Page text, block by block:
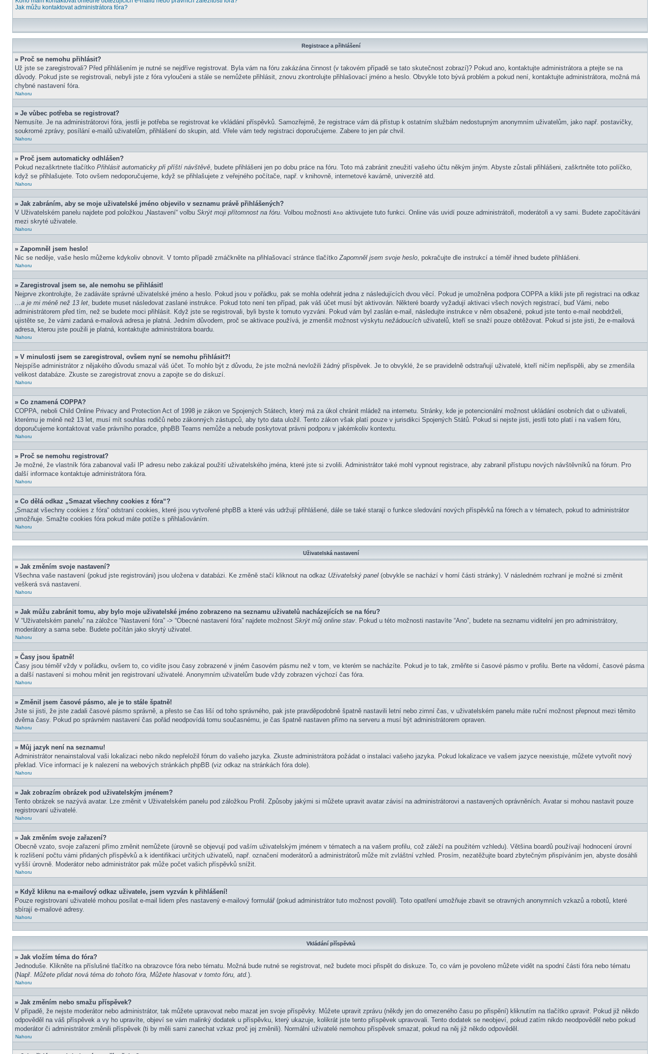
Jak můžu kontaktovat administrátora fóra?
Registrace a přihlášení
» Proč se nemohu přihlásit?
Už jste se zaregistrovali? Před přihlášením je nutné se nejdříve registrovat. Byla vám na fóru zakázána činnost (v takovém případě se tato skutečnost zobrazí)? Pokud ano, kontaktujte administrátora a ptejte se na
důvody. Pokud jste se registrovali, nebyli jste z fóra vyloučeni a stále se nemůžete přihlásit, znovu zkontrolujte přihlašovací jméno a heslo. Obvykle toto bývá problém a pokud není, kontaktujte administrátora, možná má
chybné nastavení fóra.
Nahoru
» Je vůbec potřeba se registrovat?
Nemusíte. Je na administrátorovi fóra, jestli je potřeba se registrovat ke vkládání příspěvků. Samozřejmě, že registrace vám dá přístup k ostatním službám nedostupným anonymním uživatelům, jako např. postavičky,
soukromé zprávy, posílání e-mailů uživatelům, přihlášení do skupin, atd. Vřele vám tedy registraci doporučujeme. Zabere to jen pár chvil.
Nahoru
» Proč jsem automaticky odhlášen?
Pokud nezaškrtnete tlačítko Přihlásit automaticky při příští návštěvě, budete přihlášeni jen po dobu práce na fóru. Toto má zabránit zneužití vašeho účtu někým jiným. Abyste zůstali přihlášeni, zaškrtněte toto políčko,
když se přihlašujete. Toto ovšem nedoporučujeme, když se přihlašujete z veřejného počítače, např. v knihovně, internetové kavárně, univerzitě atd.
Nahoru
» Jak zabráním, aby se moje uživatelské jméno objevilo v seznamu právě přihlášených?
V Uživatelském panelu najdete pod položkou „Nastavení“ volbu Skrýt moji přítomnost na fóru. Volbou možnosti Ano aktivujete tuto funkci. Online vás uvidí pouze administrátoři, moderátoři a vy sami. Budete započítáváni
mezi skryté uživatele.
Nahoru
» Zapomněl jsem heslo!
Nic se neděje, vaše heslo můžeme kdykoliv obnovit. V tomto případě zmáčkněte na přihlašovací stránce tlačítkoZapomněl jsem svoje heslo, pokračujte dle instrukcí a téměř ihned budete přihlášeni.
Nahoru
» Zaregistroval jsem se, ale nemohu se přihlásit!
Nejprve zkontrolujte, že zadáváte správné uživatelské jméno a heslo. Pokud jsou v pořádku, pak se mohla odehrát jedna z následujících dvou věcí. Pokud je umožněna podpora COPPA a klikli jste při registraci na odkaz
…a je mi méně než 13 let, budete muset následovat zaslané instrukce. Pokud toto není ten případ, pak váš účet musí být aktivován. Některé boardy vyžadují aktivaci všech nových registrací, buď Vámi, nebo
administrátorem před tím, než se budete moci přihlásit. Když jste se registrovali, byli byste k tomuto vyzváni. Pokud vám byl zaslán e-mail, následujte instrukce v něm obsažené, pokud jste tento e-mail neobdrželi,
ujistěte se, že vámi zadaná e-mailová adresa je platná. Jedním důvodem, proč se aktivace používá, je zmenšit možnost výskytu nežádoucích uživatelů, kteří se snaží pouze obtěžovat. Pokud si jste jisti, že e-mailová
adresa, kterou jste použili je platná, kontaktujte administrátora boardu.
Nahoru
» V minulosti jsem se zaregistroval, ovšem nyní se nemohu přihlásit?!
Nejspíše administrátor z nějakého důvodu smazal váš účet. To mohlo být z důvodu, že jste možná nevložili žádný příspěvek. Je to obvyklé, že se pravidelně odstraňují uživatelé, kteří ničím nepřispěli, aby se zmenšila
velikost databáze. Zkuste se zaregistrovat znovu a zapojte se do diskuzí.
Nahoru
» Co znamená COPPA?
COPPA, neboli Child Online Privacy and Protection Act of 1998 je zákon ve Spojených Státech, který má za úkol chránit mládež na internetu. Stránky, kde je potencionální možnost ukládání osobních dat o uživateli,
kterému je méně než 13 let, musí mít souhlas rodičů nebo zákonných zástupců, aby tyto data uložil. Tento zákon však platí pouze v jurisdikci Spojených Států. Pokud si nejste jisti, jestli toto platí i na vašem fóru,
doporučujeme kontaktovat vaše právního poradce, phpBB Teams nemůže a nebude poskytovat právni podporu v jakémkoliv kontextu.
Nahoru
» Proč se nemohu registrovat?
Je možné, že vlastník fóra zabanoval vaši IP adresu nebo zakázal použití uživatelského jména, které jste si zvolili. Administrátor také mohl vypnout registrace, aby zabranil přístupu nových návštěvníků na fórum. Pro
další informace kontaktuje administrátora fóra.
Nahoru
» Co dělá odkaz „Smazat všechny cookies z fóra“?
„Smazat všechny cookies z fóra“ odstraní cookies, které jsou vytvořené phpBB a které vás udržují přihlášené, dále se také starají o funkce sledování nových příspěvků na fórech a v tématech, pokud to administrátor
umožňuje. Smažte cookies fóra pokud máte potíže s přihlašováním.
Nahoru
Uživatelská nastavení
» Jak změním svoje nastavení?
Všechna vaše nastavení (pokud jste registrováni) jsou uložena v databázi. Ke změně stačí kliknout na odkaz Uživatelský panel (obvykle se nachází v horní části stránky). V následném rozhraní je možné si změnit
veškerá svá nastavení.
Nahoru
» Jak můžu zabránit tomu, aby bylo moje uživatelské jméno zobrazeno na seznamu uživatelů nacházejících se na fóru?
V “Uživatelském panelu” na záložce “Nastavení fóra” -> “Obecné nastavení fóra” najdete možnost Skrýt můj online stav. Pokud u této možnosti nastavíte “Ano”, budete na seznamu viditelní jen pro administrátory,
moderátory a sama sebe. Budete počítán jako skrytý uživatel.
Nahoru
» Časy jsou špatně!
Časy jsou téměř vždy v pořádku, ovšem to, co vidíte jsou časy zobrazené v jiném časovém pásmu než v tom, ve kterém se nacházíte. Pokud je to tak, změňte si časové pásmo v profilu. Berte na vědomí, časové pásma
a další nastavení si mohou měnit jen registrovaní uživatelé. Anonymním uživatelům bude vždy zobrazen výchozí čas fóra.
Nahoru
» Změnil jsem časové pásmo, ale je to stále špatně!
Jste si jisti, že jste zadali časové pásmo správně, a přesto se čas liší od toho správného, pak jste pravděpodobně špatně nastavili letní nebo zimní čas, v uživatelském panelu máte ruční možnost přepnout mezi těmito
dvěma časy. Pokud po správném nastavení čas pořád neodpovídá tomu současnému, je čas špatně nastaven přímo na serveru a musí být administrátorem opraven.
Nahoru
» Můj jazyk není na seznamu!
Administrátor nenainstaloval vaši lokalizaci nebo nikdo nepřeložil fórum do vašeho jazyka. Zkuste administrátora požádat o instalaci vašeho jazyka. Pokud lokalizace ve vašem jazyce neexistuje, můžete vytvořit nový
překlad. Více informací je k nalezení na webových stránkách phpBB (viz odkaz na stránkách fóra dole).
Nahoru
» Jak zobrazím obrázek pod uživatelským jménem?
Tento obrázek se nazývá avatar. Lze změnit v Uživatelském panelu pod záložkou Profil. Způsoby jakými si můžete upravit avatar závisí na administrátorovi a nastavených oprávněních. Avatar si mohou nastavit pouze
registrovaní uživatelé.
Nahoru
» Jak změním svoje zařazení?
Obecně vzato, svoje zařazení přímo změnit nemůžete (úrovně se objevují pod vaším uživatelským jménem v tématech a na vašem profilu, což záleží na použitém vzhledu). Většina boardů používají hodnocení úrovní
k rozlišení počtu vámi přidaných příspěvků a k identifikaci určitých uživatelů, např. označení moderátorů a administrátorů může mít zvláštní vzhled. Prosím, nezatěžujte board zbytečným přispíváním jen, abyste dosáhli
vyšší úrovně. Moderátor nebo administrátor pak může počet vašich příspěvků snížit.
Nahoru
» Když kliknu na e-mailový odkaz uživatele, jsem vyzván k přihlášení!
Pouze registrovaní uživatelé mohou posílat e-mail lidem přes nastavený e-mailový formulář (pokud administrátor tuto možnost povolil). Toto opatření umožňuje zbavit se otravných anonymních vzkazů a robotů, které
sbírají e-mailové adresy.
Nahoru
Vkládání příspěvků
» Jak vložím téma do fóra?
Jednoduše. Klikněte na příslušné tlačítko na obrazovce fóra nebo tématu. Možná bude nutné se registrovat, než budete moci přispět do diskuze. To, co vám je povoleno můžete vidět na spodní části fóra nebo tématu
(Např. Můžete přidat nová téma do tohoto fóra, Můžete hlasovat v tomto fóru, atd.).
Nahoru
» Jak změním nebo smažu příspěvek?
V případě, že nejste moderátor nebo administrátor, tak můžete upravovat nebo mazat jen svoje příspěvky. Můžete upravit zprávu (někdy jen do omezeného času po přispění) kliknutím na tlačítko upravit. Pokud již někdo
odpověděl na váš příspěvek a vy ho upravíte, objeví se vám malinký dodatek u příspěvku, který ukazuje, kolikrát jste tento příspěvek upravovali. Tento dodatek se neobjeví, pokud zatím nikdo neodpověděl nebo pokud
moderátor či administrátor změnili příspěvek (ti by měli sami zanechat vzkaz proč jej změnili). Normální uživatelé nemohou příspěvek smazat, pokud na něj již někdo odpověděl.
Nahoru